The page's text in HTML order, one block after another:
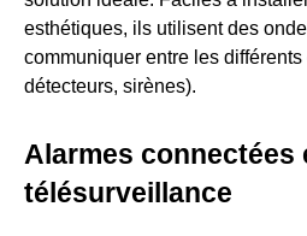
esthétiques, ils utilisent des
communiquer entre les
détecteurs, sirènes).
Alarmes connectées
télésurveillance